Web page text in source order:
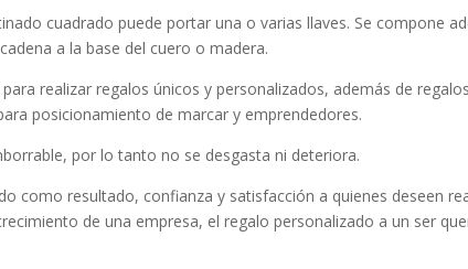
cuadrado puede portar una o varias llaves. Se compone
a la base del cuero o madera.
realizar regalos únicos y personalizados, además de regalos
posicionamiento de marcar y emprendedores.
por lo tanto no se desgasta ni deteriora.
como resultado, confianza y satisfacción a quienes deseen
de una empresa, el regalo personalizado a un ser